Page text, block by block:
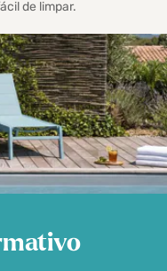
de limpar.